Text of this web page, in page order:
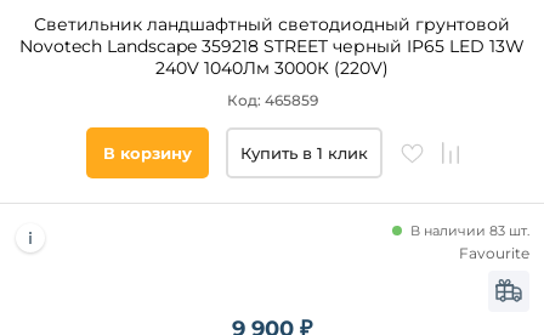
Светильник ландшафтный светодиодный грунтовой
Novotech Landscape 359218 STREET черный IP65 LED 13W
240V 1040Лм 3000К (220V)
Код: 465859
В корзину Купить в 1 клик
9 900 ₽
В наличии 83 шт.
Favourite